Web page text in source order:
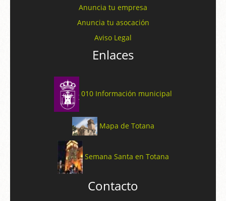
Anuncia tu empresa
Anuncia tu asocación
Aviso Legal
Enlaces
010 Información municipal
Mapa de Totana
Semana Santa en Totana
Contacto